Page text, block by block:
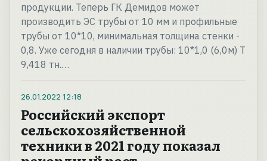
продукции. Теперь ГК Демидов может
производить ЭС трубы от 10 мм и профильные
трубы от 10*10, минимальная толщина стенки -
0,8. Уже сегодня в наличии трубы: 10*1,0 (6,0м) Т
9,418 тн.…
26.01.2022 12:18
Российский экспорт
сельскохозяйственной
техники в 2021 году показал